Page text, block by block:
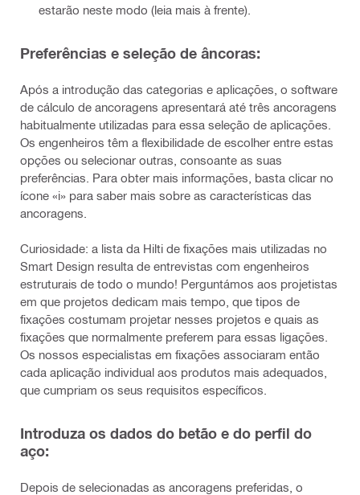
estarão neste modo (leia mais à frente).
Preferências e seleção de âncoras:
Após a introdução das categorias e aplicações, o software
de cálculo de ancoragens apresentará até três ancoragens
habitualmente utilizadas para essa seleção de aplicações.
Os engenheiros têm a flexibilidade de escolher entre estas
opções ou selecionar outras, consoante as suas
preferências. Para obter mais informações, basta clicar no
ícone «i» para saber mais sobre as características das
ancoragens.
Curiosidade: a lista da Hilti de fixações mais utilizadas no
Smart Design resulta de entrevistas com engenheiros
estruturais de todo o mundo! Perguntámos aos projetistas
em que projetos dedicam mais tempo, que tipos de
fixações costumam projetar nesses projetos e quais as
fixações que normalmente preferem para essas ligações.
Os nossos especialistas em fixações associaram então
cada aplicação individual aos produtos mais adequados,
que cumpriam os seus requisitos específicos.
Introduza os dados do betão e do perfil do
aço:
Depois de selecionadas as ancoragens preferidas, o